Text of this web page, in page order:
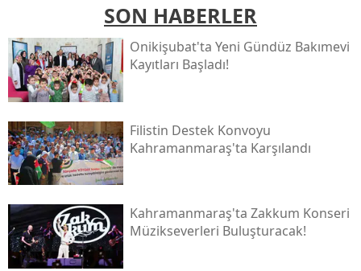
SON HABERLER
Onikişubat'ta Yeni Gündüz Bakımevi
Kayıtları Başladı!
Filistin Destek Konvoyu
Kahramanmaraş'ta Karşılandı
Kahramanmaraş'ta Zakkum Konseri
Müzikseverleri Buluşturacak!